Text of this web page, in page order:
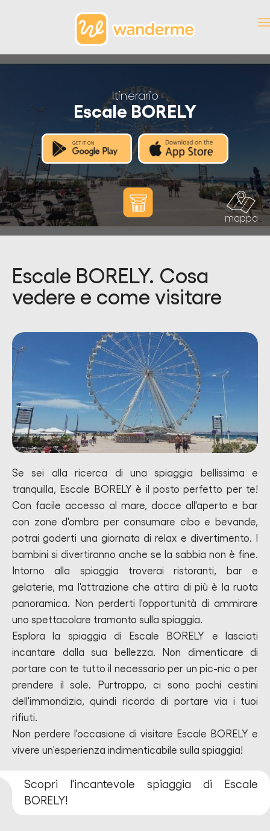
Itinerario
Escale BORELY
mappa
Escale BORELY. Cosa
vedere e come visitare
Se sei alla ricerca di una spiaggia bellissima e
tranquilla, Escale BORELY è il posto perfetto per te!
Con facile accesso al mare, docce all'aperto e bar
con zone d'ombra per consumare cibo e bevande,
potrai goderti una giornata di relax e divertimento. I
bambini si divertiranno anche se la sabbia non è fine.
Intorno alla spiaggia troverai ristoranti, bar e
gelaterie, ma l'attrazione che attira di più è la ruota
panoramica. Non perderti l'opportunità di ammirare
uno spettacolare tramonto sulla spiaggia.
Esplora la spiaggia di Escale BORELY e lasciati
incantare dalla sua bellezza. Non dimenticare di
portare con te tutto il necessario per un pic-nic o per
prendere il sole. Purtroppo, ci sono pochi cestini
dell'immondizia, quindi ricorda di portare via i tuoi
rifiuti.
Non perdere l'occasione di visitare Escale BORELY e
vivere un'esperienza indimenticabile sulla spiaggia!
Scopri l'incantevole spiaggia di Escale
BORELY!